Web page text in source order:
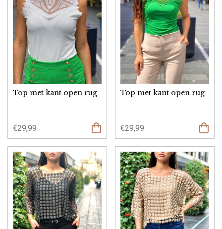
Top met kant open rug
€29,99
Top met kant open rug
€29,99
Opties